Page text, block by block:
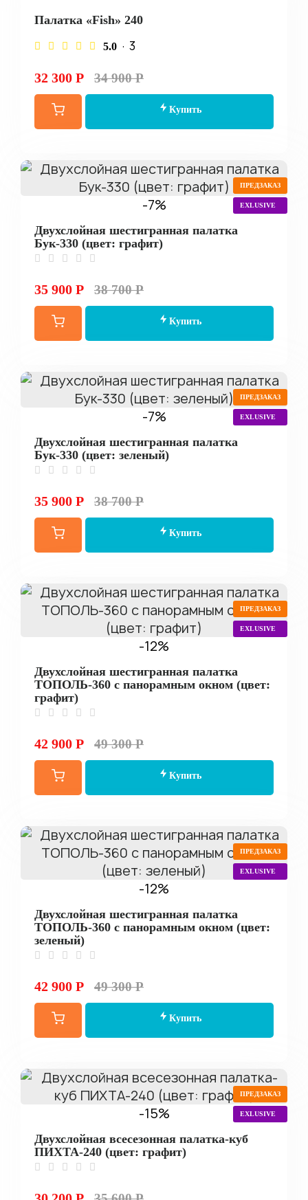
Палатка «Fish» 240
5.0 · 3
32 300 Р 34 900 Р
Купить
-7%
ПРЕДЗАКАЗ
EXLUSIVE
Двухслойная шестигранная палатка
Бук-330 (цвет: графит)
35 900 Р 38 700 Р
Купить
-7%
ПРЕДЗАКАЗ
EXLUSIVE
Двухслойная шестигранная палатка
Бук-330 (цвет: зеленый)
35 900 Р 38 700 Р
Купить
-12%
ПРЕДЗАКАЗ
EXLUSIVE
Двухслойная шестигранная палатка
ТОПОЛЬ-360 с панорамным окном (цвет:
графит)
42 900 Р 49 300 Р
Купить
-12%
ПРЕДЗАКАЗ
EXLUSIVE
Двухслойная шестигранная палатка
ТОПОЛЬ-360 с панорамным окном (цвет:
зеленый)
42 900 Р 49 300 Р
Купить
-15%
ПРЕДЗАКАЗ
EXLUSIVE
Двухслойная всесезонная палатка-куб
ПИХТА-240 (цвет: графит)